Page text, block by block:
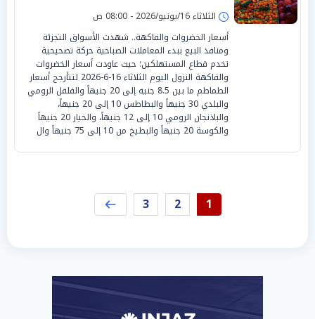
الثلاثاء 16/يونيو/2026 - 08:00 ص
أسعار الخضروات والفاكهة.. شهدت الأسواق التجزئة
ومنافذ البيع ببدء المعاملات الصباحية حركة تصحيحية
تخدم قطاع المستهلكين؛ حيث عاودت أسعار الخضروات
والفاكهة النزول اليوم الثلاثاء 16-6-2026 لتتأرجح أسعار
الطماطم ما بين 8.5 جنيه إلى 20 جنيهاً والفلفل الرومي
والبلدي 30 جنيهاً والبطاطس 10 إلى 20 جنيهاً،
والباذنجان الرومي 10 إلى 12 جنيهاً، والخيار 20 جنيهاً
والكوسة 20 جنيهاً والبطيخ من 10 إلى 75 جنيهاً وال
1
2
3